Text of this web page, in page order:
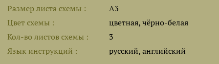
Размер листа cхемы
A3
Цвет схемы
цветная, чёрно-белая
Кол-во листов схемы
3
Язык инструкций
русский, английский